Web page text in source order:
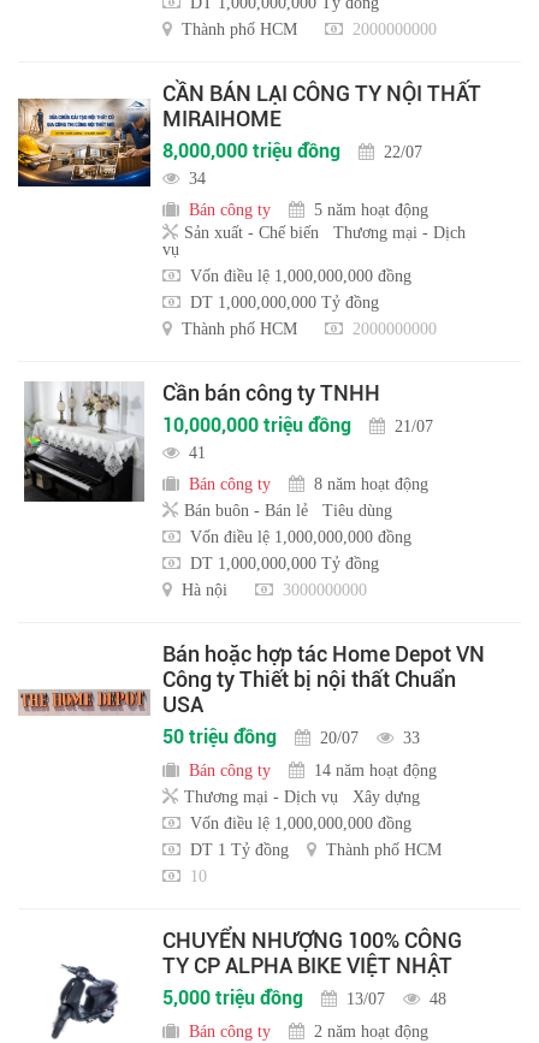
Thành phố HCM
2000000000
CẦN BÁN LẠI CÔNG TY NỘI THẤT
MIRAIHOME
8,000,000 triệu đồng
22/07
34
Bán công ty
5 năm hoạt động
Sản xuất - Chế biến
Thương mại - Dịch
vụ
Vốn điều lệ 1,000,000,000 đồng
DT 1,000,000,000 Tỷ đồng
Thành phố HCM
2000000000
Cần bán công ty TNHH
10,000,000 triệu đồng
21/07
41
Bán công ty
8 năm hoạt động
Bán buôn - Bán lẻ
Tiêu dùng
Vốn điều lệ 1,000,000,000 đồng
DT 1,000,000,000 Tỷ đồng
Hà nội
3000000000
Bán hoặc hợp tác Home Depot VN
Công ty Thiết bị nội thất Chuẩn
USA
50 triệu đồng 20/07
33
Bán công ty
14 năm hoạt động
Thương mại - Dịch vụ
Xây dựng
Vốn điều lệ 1,000,000,000 đồng
DT 1 Tỷ đồng
Thành phố HCM
10
CHUYỂN NHƯỢNG 100% CÔNG
TY CP ALPHA BIKE VIỆT NHẬT
5,000 triệu đồng 13/07
48
Bán công ty
2 năm hoạt động